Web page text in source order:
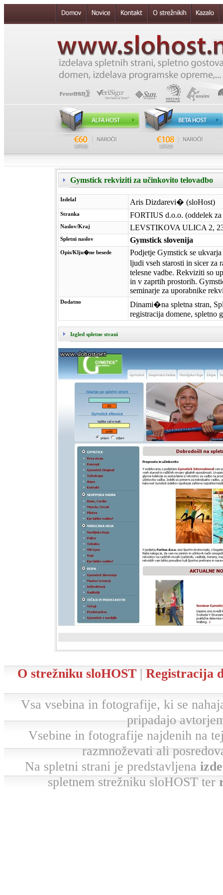
Gymstick rekviziti za učinkovito telovadbo
Izdelal Aris Dizdarevi� (sloHost)
Stranka FORTIUS d.o.o. (oddelek
Naslov/Kraj LEVSTIKOVA ULICA 2,
Spletni naslov Gymstick slovenija
Opis/Klju�ne besede
Podjetje Gymstick se
ljudi vseh starosti in sicer
telesne vadbe. Rekviziti so
in v zaprtih prostorih.
seminarje za uporabnike
Dodatno
Dinami�na spletna stran,
registracija domene, spletno
Izgled spletne strani
O strežniku sloHOST| Registracija
Vsa vsebina in fotografije, ki se
pripadajo
Vsebine in fotografije najdenih na
razmnoževati ali
Na spletni strani je predstavljena
spletnem strežniku sloHOST ter